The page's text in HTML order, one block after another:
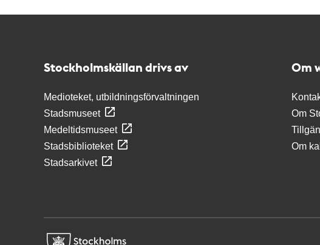
Stockholmskällan drivs av
Medioteket, utbildningsförvaltningen
Stadsmuseet
Medeltidsmuseet
Stadsbiblioteket
Stadsarkivet
Om
Om
Om